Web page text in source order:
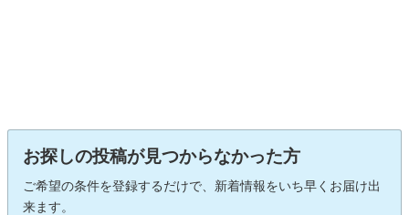
お探しの投稿が見つからなかった方
ご希望の条件を登録するだけで、新着情報をいち早くお届け出
来ます。